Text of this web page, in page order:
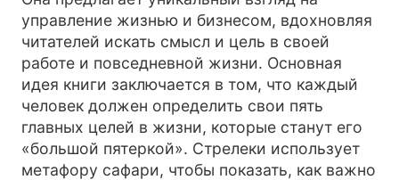
управление жизнью и бизнесом, вдохновляя
читателей искать смысл и цель в своей
работе и повседневной жизни. Основная
идея книги заключается в том, что каждый
человек должен определить свои пять
главных целей в жизни, которые станут его
«большой пятеркой». Стрелеки использует
метафору сафари, чтобы показать, как важно